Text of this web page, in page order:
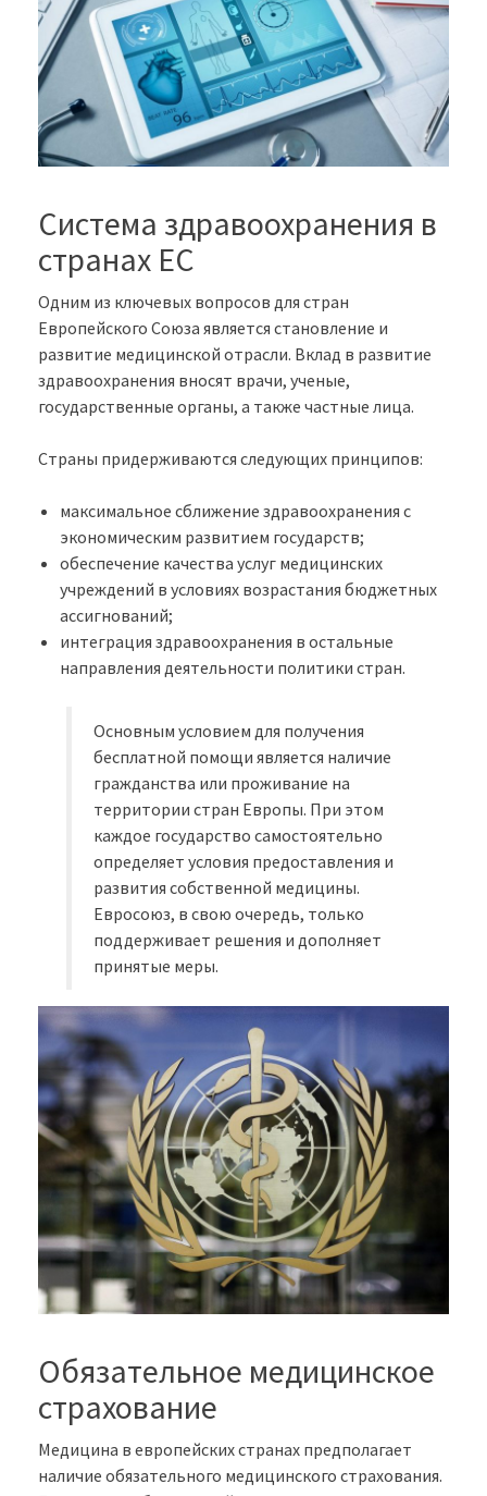
Система здравоохранения в
странах ЕС
Одним из ключевых вопросов для стран
Европейского Союза является становление и
развитие медицинской отрасли. Вклад в развитие
здравоохранения вносят врачи, ученые,
государственные органы, а также частные лица.
Страны придерживаются следующих принципов:
максимальное сближение здравоохранения с
экономическим развитием государств;
обеспечение качества услуг медицинских
учреждений в условиях возрастания бюджетных
ассигнований;
интеграция здравоохранения в остальные
направления деятельности политики стран.
Основным условием для получения
бесплатной помощи является наличие
гражданства или проживание на
территории стран Европы. При этом
каждое государство самостоятельно
определяет условия предоставления и
развития собственной медицины.
Евросоюз, в свою очередь, только
поддерживает решения и дополняет
принятые меры.
Обязательное медицинское
страхование
Медицина в европейских странах предполагает
наличие обязательного медицинского страхования.